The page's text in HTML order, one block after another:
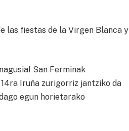
las fiestas de la Virgen Blanca y
San Ferminak
Iruña zurigorriz jantziko da
egun horietarako